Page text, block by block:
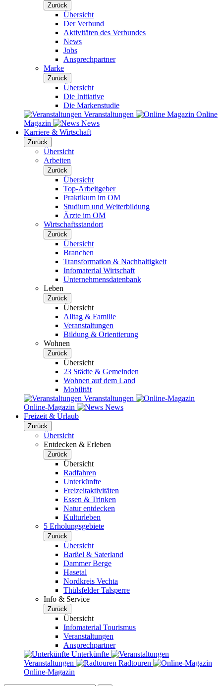
Zurück
Übersicht
Der Verbund
Aktivitäten des Verbundes
News
Jobs
Ansprechpartner
Marke
Zurück
Übersicht
Die Initiative
Die Markenstudie
Veranstaltungen
Online
Magazin
News
Karriere & Wirtschaft
Zurück
Übersicht
Arbeiten
Zurück
Übersicht
Top-Arbeitgeber
Praktikum im OM
Studium und Weiterbildung
Ärzte im OM
Wirtschaftsstandort
Zurück
Übersicht
Branchen
Transformation & Nachhaltigkeit
Infomaterial Wirtschaft
Unternehmensdatenbank
Leben
Zurück
Übersicht
Alltag & Familie
Veranstaltungen
Bildung & Orientierung
Wohnen
Zurück
Übersicht
23 Städte & Gemeinden
Wohnen auf dem Land
Mobilität
Veranstaltungen
Online-Magazin
News
Freizeit & Urlaub
Zurück
Übersicht
Entdecken & Erleben
Zurück
Übersicht
Radfahren
Unterkünfte
Freizeitaktivitäten
Essen & Trinken
Natur entdecken
Kulturleben
5 Erholungsgebiete
Zurück
Übersicht
Barßel & Saterland
Dammer Berge
Hasetal
Nordkreis Vechta
Thülsfelder Talsperre
Info & Service
Zurück
Übersicht
Infomaterial Tourismus
Veranstaltungen
Ansprechpartner
Unterkünfte
Veranstaltungen
Radtouren
Online-Magazin